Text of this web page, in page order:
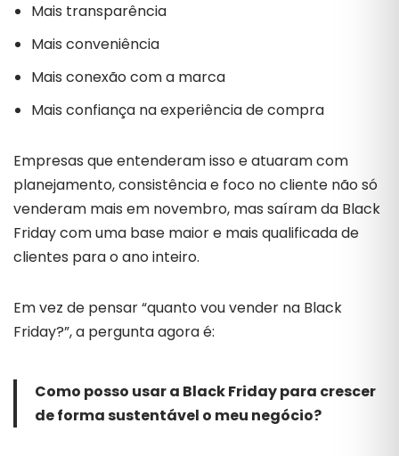
Mais transparência
Mais conveniência
Mais conexão com a marca
Mais confiança na experiência de compra
Empresas que entenderam isso e atuaram com
planejamento, consistência e foco no cliente não só
venderam mais em novembro, mas saíram da Black
Friday com uma base maior e mais qualificada de
clientes para o ano inteiro.
Em vez de pensar “quanto vou vender na Black
Friday?”, a pergunta agora é:
Como posso usar a Black Friday para crescer
de forma sustentável o meu negócio?